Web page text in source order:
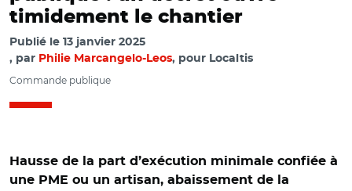
timidement le chantier
Publié le 13 janvier 2025
par Philie Marcangelo-Leos, pour Localtis
Commande publique
Hausse de la part d’exécution minimale confiée à
une PME ou un artisan, abaissement de la